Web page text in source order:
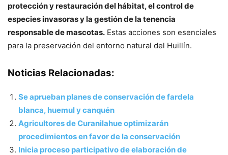
protección y restauración del hábitat, el control de
especies invasoras y la gestión de la tenencia
responsable de mascotas. Estas acciones son esenciales
para la preservación del entorno natural del Huillín.
Noticias Relacionadas:
Se aprueban planes de conservación de fardela
blanca, huemul y canquén
Agricultores de Curanilahue optimizarán
procedimientos en favor de la conservación
Inicia proceso participativo de elaboración de